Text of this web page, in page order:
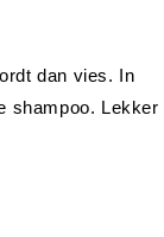
dan vies. In
shampoo. Lekker